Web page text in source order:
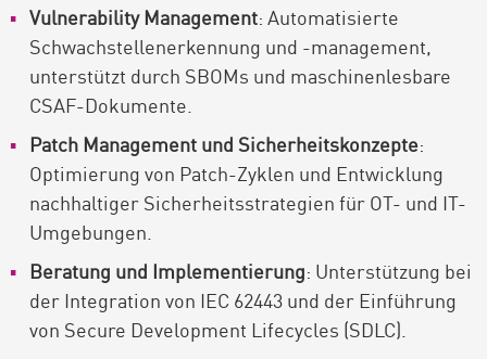
Vulnerability Management: Automatisierte
Schwachstellenerkennung und -management,
unterstützt durch SBOMs und maschinenlesbare
CSAF-Dokumente.
Patch Management und Sicherheitskonzepte:
Optimierung von Patch-Zyklen und Entwicklung
nachhaltiger Sicherheitsstrategien für OT- und IT-
Umgebungen.
Beratung und Implementierung: Unterstützung bei
der Integration von IEC 62443 und der Einführung
von Secure Development Lifecycles (SDLC).